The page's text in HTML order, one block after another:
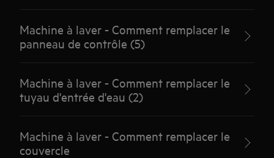
Machine à laver - Comment remplacer le
panneau de contrôle (5)
Machine à laver - Comment remplacer le
tuyau d'entrée d'eau (2)
Machine à laver - Comment remplacer le
couvercle